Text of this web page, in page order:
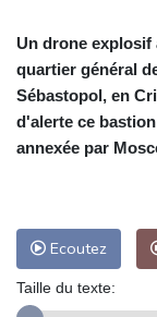
Un drone explosif
quartier général
Sébastopol, en
d'alerte ce
annexée par
Ecoutez
Taille du texte: